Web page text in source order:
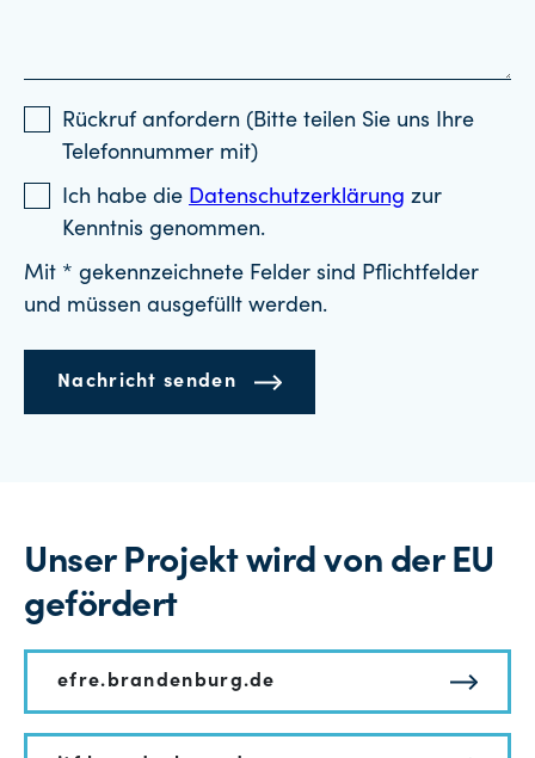
Rückruf anfordern (Bitte teilen Sie uns Ihre
Telefonnummer mit)
Ich habe die Datenschutzerklärung zur
Kenntnis genommen.
Mit * gekennzeichnete Felder sind Pflichtfelder
und müssen ausgefüllt werden.
Nachricht senden
Unser Projekt wird von der EU
gefördert
efre.brandenburg.de